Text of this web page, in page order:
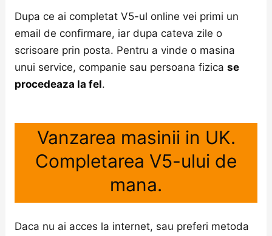
Dupa ce ai completat V5-ul online vei primi un
email de confirmare, iar dupa cateva zile o
scrisoare prin posta. Pentru a vinde o masina
unui service, companie sau persoana fizicase
procedeaza la fel.
Vanzarea masinii in UK.
Completarea V5-ului de
mana.
Daca nu ai acces la internet, sau preferi metoda